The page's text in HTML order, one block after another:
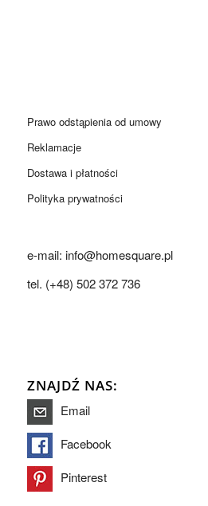
Prawo odstąpienia od umowy
Reklamacje
Dostawa i płatności
Polityka prywatności
e-mail: info@homesquare.pl
tel. (+48) 502 372 736
ZNAJDŹ NAS:
Email
Facebook
Pinterest